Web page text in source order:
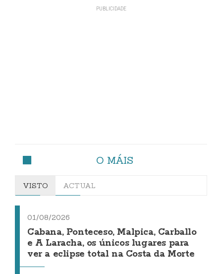
O MÁIS
VISTO ACTUAL
01/08/2026
Cabana, Ponteceso, Malpica, Carballo
e A Laracha, os únicos lugares para
ver a eclipse total na Costa da Morte